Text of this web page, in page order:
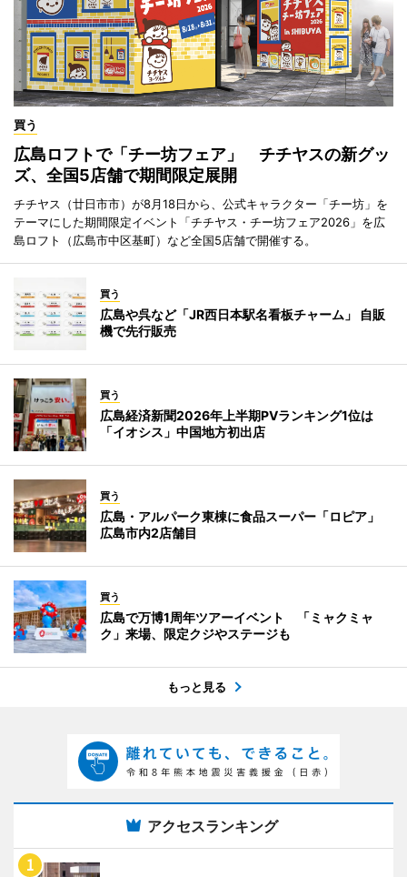
買う
広島ロフトで「チー坊フェア」 チチヤスの新グッ
ズ、全国5店舗で期間限定展開
チチヤス（廿日市市）が8月18日から、公式キャラクター「チー坊」を
テーマにした期間限定イベント「チチヤス・チー坊フェア2026」を広
島ロフト（広島市中区基町）など全国5店舗で開催する。
買う
広島や呉など「JR西日本駅名看板チャーム」 自販
機で先行販売
買う
広島経済新聞2026年上半期PVランキング1位は
「イオシス」中国地方初出店
買う
広島・アルパーク東棟に食品スーパー「ロピア」
広島市内2店舗目
買う
広島で万博1周年ツアーイベント 「ミャクミャ
ク」来場、限定クジやステージも
もっと見る
アクセスランキング